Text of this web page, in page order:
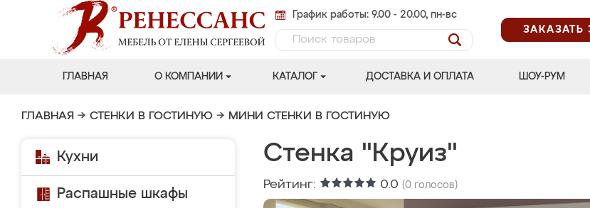
График работы: 9.00 - 20.00, пн-вс
ЗАКАЗАТЬ
ГЛАВНАЯ О КОМПАНИИ КАТАЛОГ ДОСТАВКА И ОПЛАТА ШОУ-РУМ
ГЛАВНАЯ → СТЕНКИ В ГОСТИНУЮ → МИНИ СТЕНКИ В ГОСТИНУЮ
Кухни
Распашные шкафы
Стенка "Круиз"
Рейтинг: 0.0 (0 голосов)